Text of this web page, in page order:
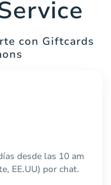
con Giftcards
desde las 10 am
EE.UU) por chat.